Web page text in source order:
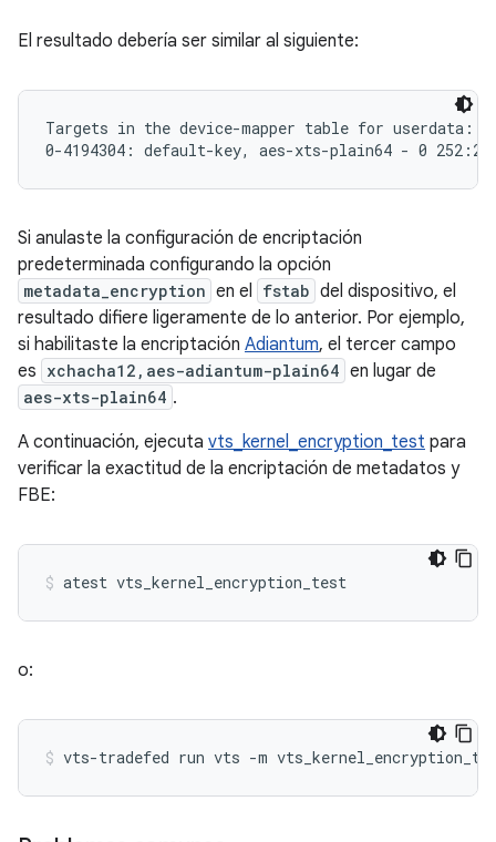
El resultado debería ser similar al siguiente:
Targets in the device-mapper table for userdata:
Si anulaste la configuración de encriptación
predeterminada configurando la opción
metadata_encryption en el fstab del dispositivo, el
resultado difiere ligeramente de lo anterior. Por ejemplo,
si habilitaste la encriptación Adiantum, el tercer campo
es xchacha12,aes-adiantum-plain64 en lugar de
aes-xts-plain64 .
A continuación, ejecuta vts_kernel_encryption_test para
verificar la exactitud de la encriptación de metadatos y
FBE:
o: